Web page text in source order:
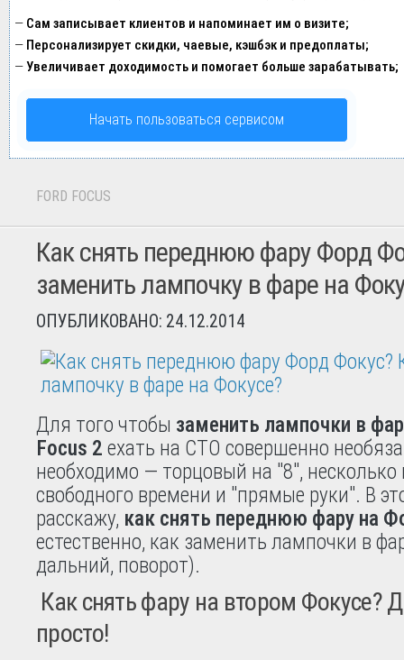
— Сам записывает клиентов и напоминает им о визите;
— Персонализирует скидки, чаевые, кэшбэк и предоплаты;
—Увеличивает доходимость и помогает больше зарабатывать;
Начать пользоваться сервисом
FORD FOCUS
Как снять переднюю фару Форд
заменить лампочку в фаре на
ОПУБЛИКОВАНО: 24.12.2014
Для того чтобы заменить лампочки в
Focus 2 ехать на СТО совершенно
необходимо — торцовый на "8",
свободного времени и "прямые руки". В
расскажу, как снять переднюю фару на
естественно, как заменить лампочки в
дальний, поворот).
Как снять фару на втором Фокусе?
просто!